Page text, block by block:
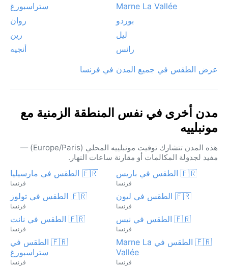
Marne La Vallée
ستراسبورغ
بوردو
روان
ليل
رين
رانس
أنجيه
عرض الطقس في جميع المدن في فرنسا
مدن أخرى في نفس المنطقة الزمنية مع
مونبلييه
هذه المدن تتشارك توقيت مونبلييه المحلي (Europe/Paris) —
مفيد لجدولة المكالمات أو مقارنة ساعات النهار.
🇫🇷 الطقس في باريس
فرنسا
🇫🇷 الطقس في مارسيليا
فرنسا
🇫🇷 الطقس في ليون
فرنسا
🇫🇷 الطقس في تولوز
فرنسا
🇫🇷 الطقس في نيس
فرنسا
🇫🇷 الطقس في نانت
فرنسا
🇫🇷 الطقس في Marne La
Vallée
فرنسا
🇫🇷 الطقس في
ستراسبورغ
فرنسا